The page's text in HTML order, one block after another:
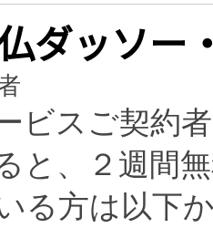
ダッソー
ビスご契約
と、２週間
る方は以下